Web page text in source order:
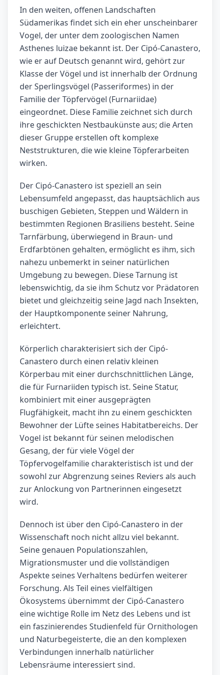
In den weiten, offenen Landschaften
Südamerikas findet sich ein eher unscheinbarer
Vogel, der unter dem zoologischen Namen
Asthenes luizae bekannt ist. Der Cipó-Canastero,
wie er auf Deutsch genannt wird, gehört zur
Klasse der Vögel und ist innerhalb der Ordnung
der Sperlingsvögel (Passeriformes) in der
Familie der Töpfervögel (Furnariidae)
eingeordnet. Diese Familie zeichnet sich durch
ihre geschickten Nestbaukünste aus; die Arten
dieser Gruppe erstellen oft komplexe
Neststrukturen, die wie kleine Töpferarbeiten
wirken.
Der Cipó-Canastero ist speziell an sein
Lebensumfeld angepasst, das hauptsächlich aus
buschigen Gebieten, Steppen und Wäldern in
bestimmten Regionen Brasiliens besteht. Seine
Tarnfärbung, überwiegend in Braun- und
Erdfarbtönen gehalten, ermöglicht es ihm, sich
nahezu unbemerkt in seiner natürlichen
Umgebung zu bewegen. Diese Tarnung ist
lebenswichtig, da sie ihm Schutz vor Prädatoren
bietet und gleichzeitig seine Jagd nach Insekten,
der Hauptkomponente seiner Nahrung,
erleichtert.
Körperlich charakterisiert sich der Cipó-
Canastero durch einen relativ kleinen
Körperbau mit einer durchschnittlichen Länge,
die für Furnariiden typisch ist. Seine Statur,
kombiniert mit einer ausgeprägten
Flugfähigkeit, macht ihn zu einem geschickten
Bewohner der Lüfte seines Habitatbereichs. Der
Vogel ist bekannt für seinen melodischen
Gesang, der für viele Vögel der
Töpfervogelfamilie charakteristisch ist und der
sowohl zur Abgrenzung seines Reviers als auch
zur Anlockung von Partnerinnen eingesetzt
wird.
Dennoch ist über den Cipó-Canastero in der
Wissenschaft noch nicht allzu viel bekannt.
Seine genauen Populationszahlen,
Migrationsmuster und die vollständigen
Aspekte seines Verhaltens bedürfen weiterer
Forschung. Als Teil eines vielfältigen
Ökosystems übernimmt der Cipó-Canastero
eine wichtige Rolle im Netz des Lebens und ist
ein faszinierendes Studienfeld für Ornithologen
und Naturbegeisterte, die an den komplexen
Verbindungen innerhalb natürlicher
Lebensräume interessiert sind.